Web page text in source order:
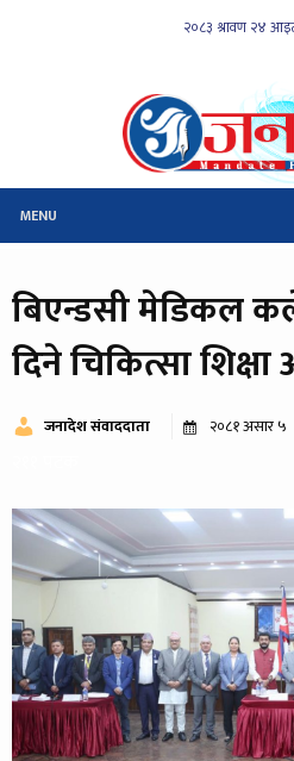
MENU
बिएन्डसी मेडिकल
दिने चिकित्सा
जनादेश संवाददाता २०८१ असार ५